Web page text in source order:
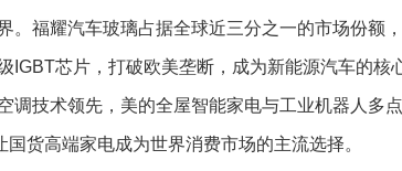
福耀汽车玻璃占据全球近三分之一的市场份额
IGBT芯片，打破欧美垄断，成为新能源汽车的核
调技术领先，美的全屋智能家电与工业机器人多
货高端家电成为世界消费市场的主流选择。